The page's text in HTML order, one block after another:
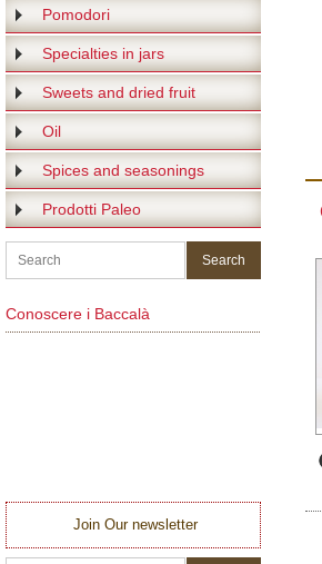
Pomodori
Specialties in jars
Sweets and dried fruit
Oil
Spices and seasonings
Prodotti Paleo
Conoscere i Baccalà
Join Our newsletter